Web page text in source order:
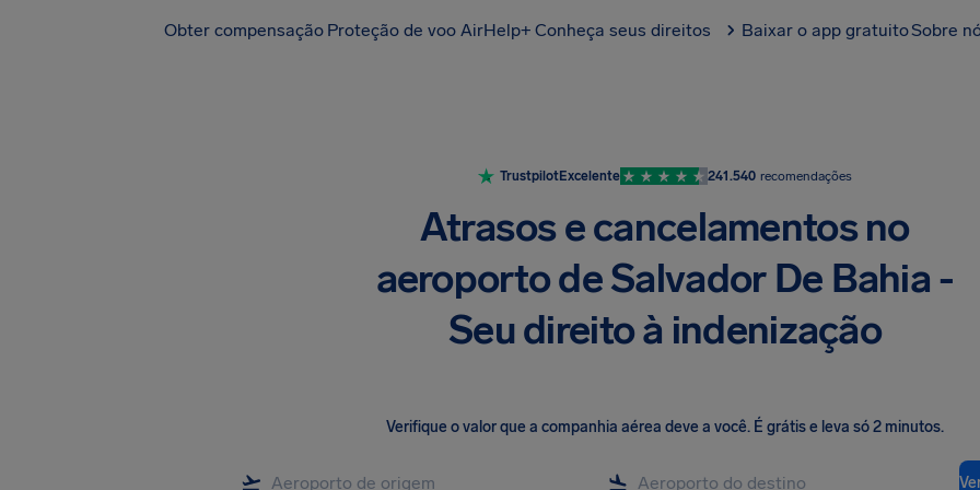
Obter compensação Proteção de voo AirHelp+ Conheça seus direitos Baixar o app gratuitoSobre
TrustpilotExcelente 241.540 recomendações
Atrasos e cancelamentos no
aeroporto de Salvador De Bahia -
Seu direito à indenização
Verifique o valor que a companhia aérea deve a você. É grátis e leva só 2 minutos.